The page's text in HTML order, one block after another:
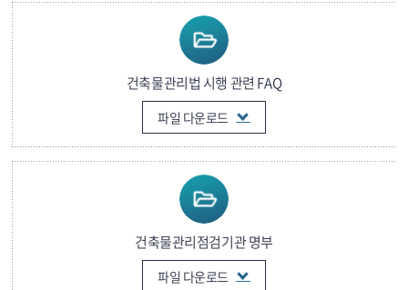
건축물관리법 시행 관련 FAQ
파일 다운로드
건축물관리점검기관 명부
파일 다운로드